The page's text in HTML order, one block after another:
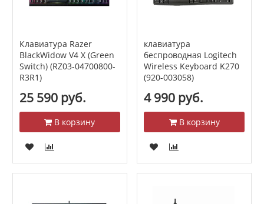
Клавиатура Razer
BlackWidow V4 X (Green
Switch) (RZ03-04700800-
R3R1)
25 590 руб.
В корзину
клавиатура
беспроводная Logitech
Wireless Keyboard K270
(920-003058)
4 990 руб.
В корзину